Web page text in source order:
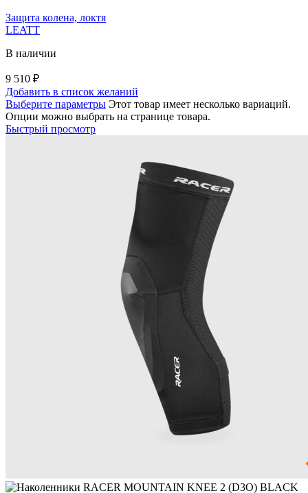
Защита колена, локтя
LEATT
В наличии
9 510 ₽
Добавить в список желаний
Выберите параметры Этот товар имеет несколько вариаций.
Опции можно выбрать на странице товара.
Быстрый просмотр